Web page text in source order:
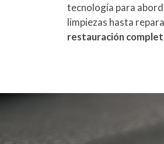
tecnología para
limpiezas hasta
restauración